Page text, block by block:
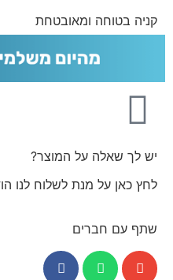
קניה בטוחה ומאובטחת
יש לך שאלה על המוצר?
לחץ כאן על מנת לשלוח לנו
שתף עם חברים